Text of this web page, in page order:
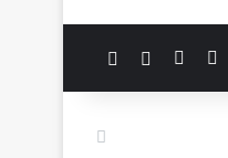
فيسبوك الوضع المظلم